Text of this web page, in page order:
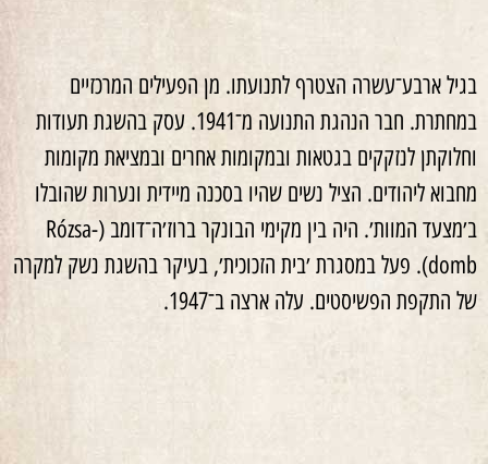
בגילארבע־עשרה הצטרףלתנועתו. מן הפעילים המרכזיים
במחתרת. חבר הנהגת התנועה מ־1941 . עסק בהשגת תעודות
וחלוקתן לנזקקים בגטאות ובמקומותאחרים ובמציאת מקומות
מחבואליהודים. הציל נשים שהיו בסכנה מיידית ונערותשהובלו
ב׳מצעד המוות׳. היה בין מקימי הבונקרברוז׳ה־דומב (Rózsa-
domb). פעלבמסגרת׳בית הזכוכית׳, בעיקרבהשגת נשק למקרה
של התקפת הפשיסטים. עלה ארצה ב־1947.